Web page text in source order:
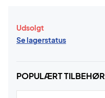
Udsolgt
Se lagerstatus
POPULÆRT TILBEHØR